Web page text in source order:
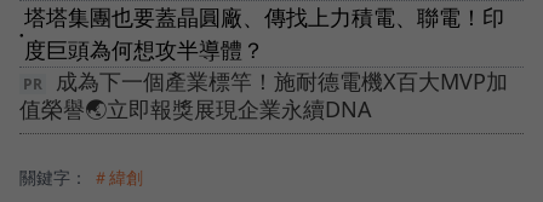
●
塔塔集團也要蓋晶圓廠、傳找上力積電、聯電！印
度巨頭為何想攻半導體？
成為下一個產業標竿！施耐德電機X百大MVP加
值榮譽🌏立即報獎展現企業永續DNA
關鍵字： ＃緯創